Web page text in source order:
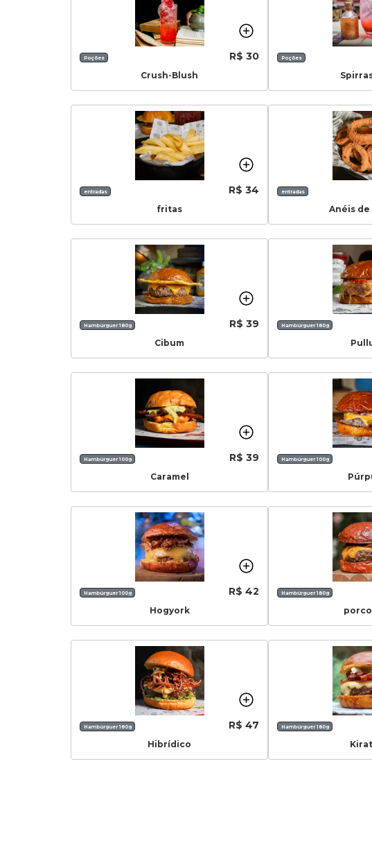
Poções R$ 30
Crush-Blush
Poções
entradas R$ 34
fritas
entradas
Anéis de
Hambúrguer 180g R$ 39
Cibum
Hambúrguer 180g
Hambúrguer 100g R$ 39
Caramel
Hambúrguer 100g
Hambúrguer 100g R$ 42
Hogyork
Hambúrguer 180g
Hambúrguer 180g R$ 47
Hibrídico
Hambúrguer 180g